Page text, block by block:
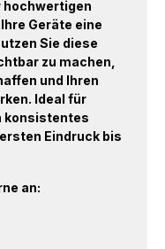
hochwertigen
Geräte eine
Sie diese
zu machen,
und Ihren
Ideal für
konsistentes
Eindruck bis
an: